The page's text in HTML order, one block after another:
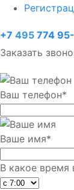
+7 495 774
Заказать
Ваш телефон*
Ваше имя*
В какое время